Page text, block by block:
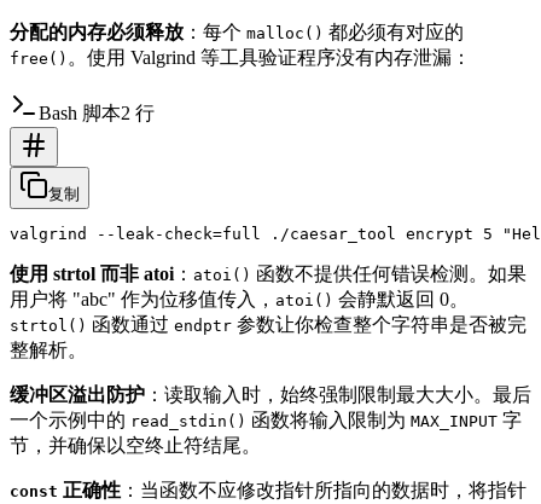
分配的内存必须释放 ：每个 malloc() 都必须有对应的
free() 。使用 Valgrind 等工具验证程序没有内存泄漏：
Bash 脚本2 行
复制
使用 strtol 而非 atoi： atoi() 函数不提供任何错误检测。如果
用户将 "abc" 作为位移值传入， atoi() 会静默返回 0。
strtol() 函数通过 endptr 参数让你检查整个字符串是否被完
整解析。
缓冲区溢出防护 ：读取输入时，始终强制限制最大大小。最后
一个示例中的 read_stdin() 函数将输入限制为 MAX_INPUT 字
节，并确保以空终止符结尾。
const 正确性 ：当函数不应修改指针所指向的数据时，将指针